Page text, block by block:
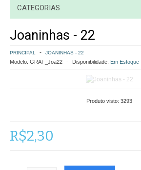
CONTATO
COMO COMPRAR
POLÍTICA DE FRETE GRÁTIS
CONTATO
CATEGORIAS
Joaninhas - 22
PRINCIPAL JOANINHAS - 22
Modelo: GRAF_Joa22 Disponibilidade: Em Estoque
Produto visto: 3293
R$2,30